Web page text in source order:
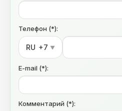
Телефон (*):
RU +7 ▼
E-mail (*):
Комментарий (*):